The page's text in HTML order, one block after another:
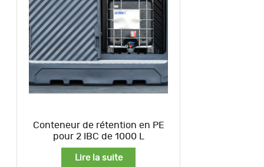
Conteneur de rétention en PE
pour 2 IBC de 1000 L
Lire la suite